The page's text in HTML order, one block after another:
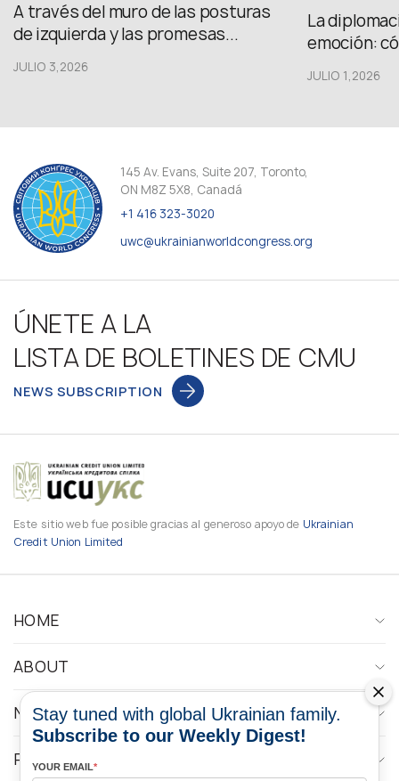
A través del muro de las posturas
de izquierda y las promesas...
JULIO 3,2026
La
emoción:
JULIO 1,2026
145 Av. Evans, Suite 207, Toronto,
ON M8Z 5X8, Canadá
+1 416 323-3020
uwc@ukrainianworldcongress.org
ÚNETE A LA
LISTA DE BOLETINES DE CMU
NEWS SUBSCRIPTION
Este sitio web fue posible gracias al generoso apoyo de Ukrainian
Credit Union Limited
HOME
ABOUT
NEWS
PROGRAMS
Stay tuned with global Ukrainian family.
Subscribe to our Weekly Digest!
YOUR EMAIL*